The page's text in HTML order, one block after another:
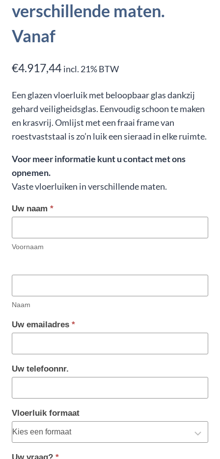
verschillende maten.
Vanaf
€4.917,44 incl. 21% BTW
Een glazen vloerluik met beloopbaar glas dankzij
gehard veiligheidsglas. Eenvoudig schoon te maken
en krasvrij. Omlijst met een fraai frame van
roestvaststaal is zo’n luik een sieraad in elke ruimte.
Voor meer informatie kunt u contact met ons
opnemen.
Vaste vloerluiken in verschillende maten.
Uw naam *
Voornaam
Naam
Uw emailadres *
Uw telefoonnr.
Vloerluik formaat